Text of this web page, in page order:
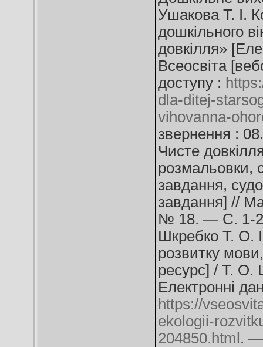
Ушакова Т. І.
дошкільного
довкілля»
Всеосвіта
доступу :
dla-ditej-
vihovanna-
звернення :
Чисте
розмальовки,
завдання,
завдання] //
№ 18. — С. 1-
Шкребко Т. О.
розвитку
ресурс] / Т. О.
Електронні
https://
ekologii-
204850.html . —